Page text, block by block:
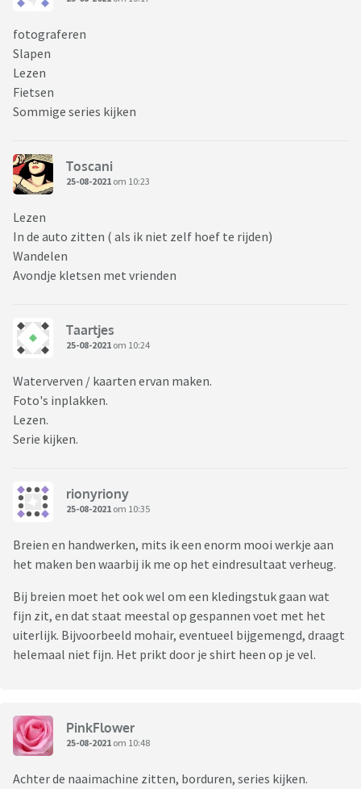
fotograferen
Slapen
Lezen
Fietsen
Sommige series kijken
Toscani
25-08-2021 om 10:23
Lezen
In de auto zitten ( als ik niet zelf hoef te rijden)
Wandelen
Avondje kletsen met vrienden
Taartjes
25-08-2021 om 10:24
Waterverven / kaarten ervan maken.
Foto's inplakken.
Lezen.
Serie kijken.
rionyriony
25-08-2021 om 10:35
Breien en handwerken, mits ik een enorm mooi werkje aan
het maken ben waarbij ik me op het eindresultaat verheug.
Bij breien moet het ook wel om een kledingstuk gaan wat
fijn zit, en dat staat meestal op gespannen voet met het
uiterlijk. Bijvoorbeeld mohair, eventueel bijgemengd, draagt
helemaal niet fijn. Het prikt door je shirt heen op je vel.
PinkFlower
25-08-2021 om 10:48
Achter de naaimachine zitten, borduren, series kijken.